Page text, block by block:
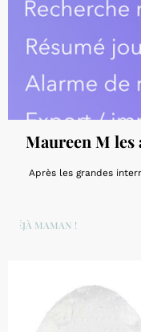
Maureen M les
Après les grandes
DÉJÀ MAMAN !